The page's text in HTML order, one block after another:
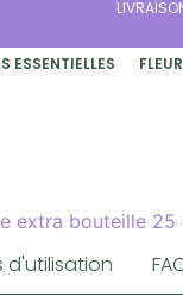
ESSENTIELLES
d'utilisation